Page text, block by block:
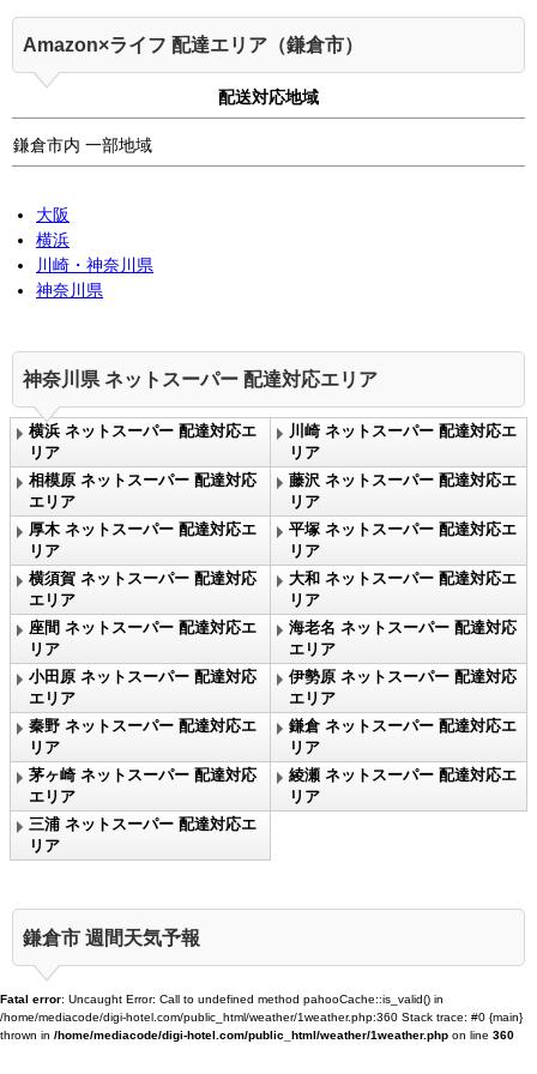
Amazon×ライフ 配達エリア（鎌倉市）
配送対応地域
鎌倉市内 一部地域
大阪
横浜
川崎・神奈川県
神奈川県
神奈川県 ネットスーパー 配達対応エリア
横浜 ネットスーパー 配達対応エ
リア
川崎 ネットスーパー 配達対応エ
リア
相模原 ネットスーパー 配達対応
エリア
藤沢 ネットスーパー 配達対応エ
リア
厚木 ネットスーパー 配達対応エ
リア
平塚 ネットスーパー 配達対応エ
リア
横須賀 ネットスーパー 配達対応
エリア
大和 ネットスーパー 配達対応エ
リア
座間 ネットスーパー 配達対応エ
リア
海老名 ネットスーパー 配達対応
エリア
小田原 ネットスーパー 配達対応
エリア
伊勢原 ネットスーパー 配達対応
エリア
秦野 ネットスーパー 配達対応エ
リア
鎌倉 ネットスーパー 配達対応エ
リア
茅ヶ崎 ネットスーパー 配達対応
エリア
綾瀬 ネットスーパー 配達対応エ
リア
三浦 ネットスーパー 配達対応エ
リア
鎌倉市 週間天気予報
Fatal error: Uncaught Error: Call to undefined method pahooCache::is_valid() in
/home/mediacode/digi-hotel.com/public_html/weather/1weather.php:360 Stack trace: #0 {main}
thrown in /home/mediacode/digi-hotel.com/public_html/weather/1weather.php on line 360